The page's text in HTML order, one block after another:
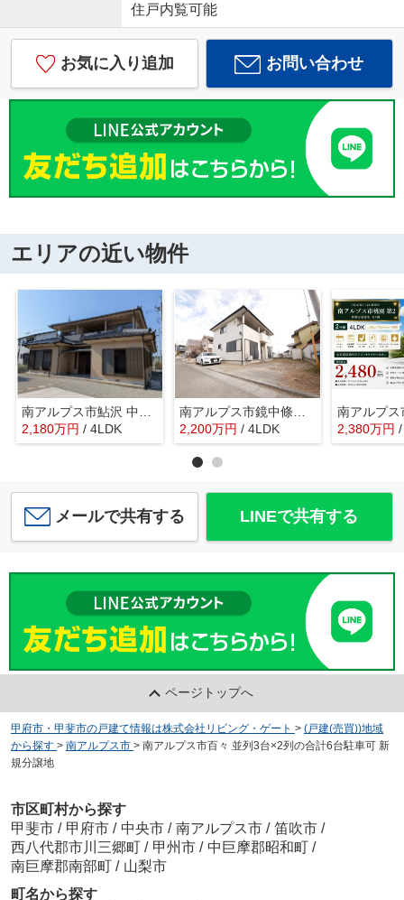
住戸内覧可能
お気に入り追加 お問い合わせ
エリアの近い物件
南アルプス市鮎沢 中古戸建 建物一新工事済 敷地広々104坪
2,180万円 / 4LDK
南アルプス市鏡中條 平成15年築中古戸建 内装一新 車3台
2,200万円 / 4LDK 2,380万円
メールで共有する LINEで共有する
ページトップへ
甲府市・甲斐市の戸建て情報は株式会社リビング・ゲート > (戸建(売買))地域
から探す > 南アルプス市 > 南アルプス市百々 並列3台×2列の合計6台駐車可 新
規分譲地
市区町村から探す
甲斐市 / 甲府市 / 中央市 / 南アルプス市 / 笛吹市 /
西八代郡市川三郷町 / 甲州市 / 中巨摩郡昭和町 /
南巨摩郡南部町 / 山梨市
町名から探す